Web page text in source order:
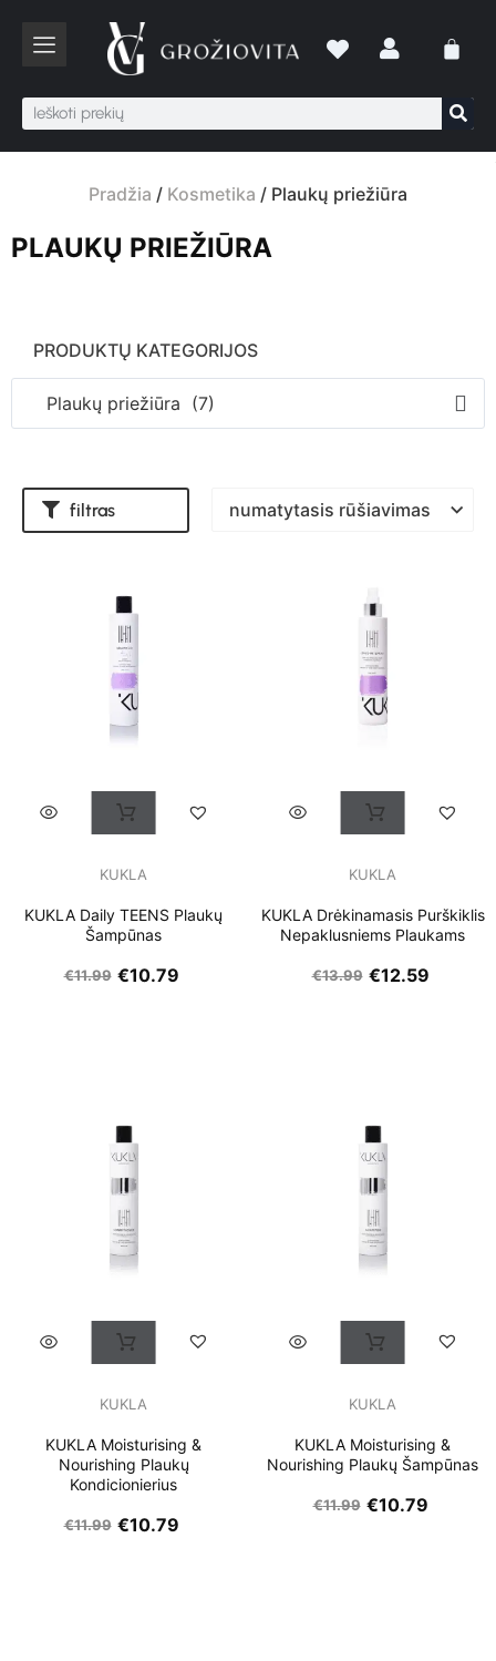
Pradžia / Kosmetika / Plaukų priežiūra
PLAUKŲ PRIEŽIŪRA
PRODUKTŲ KATEGORIJOS
Plaukų priežiūra (7)
filtras
KUKLA
KUKLA Daily TEENS Plaukų
Šampūnas
€11.99 €10.79
KUKLA
KUKLA Drėkinamasis Purškiklis
Nepaklusniems Plaukams
€13.99 €12.59
KUKLA
KUKLA Moisturising &
Nourishing Plaukų
Kondicionierius
€11.99 €10.79
KUKLA
KUKLA Moisturising &
Nourishing Plaukų Šampūnas
€11.99 €10.79